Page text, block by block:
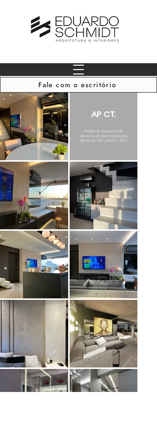
Fale com o escritório
AP CT.
Projeto de arquitetura de
interiores de cobertura Duplex
Barreiros, São José/SC, 2021